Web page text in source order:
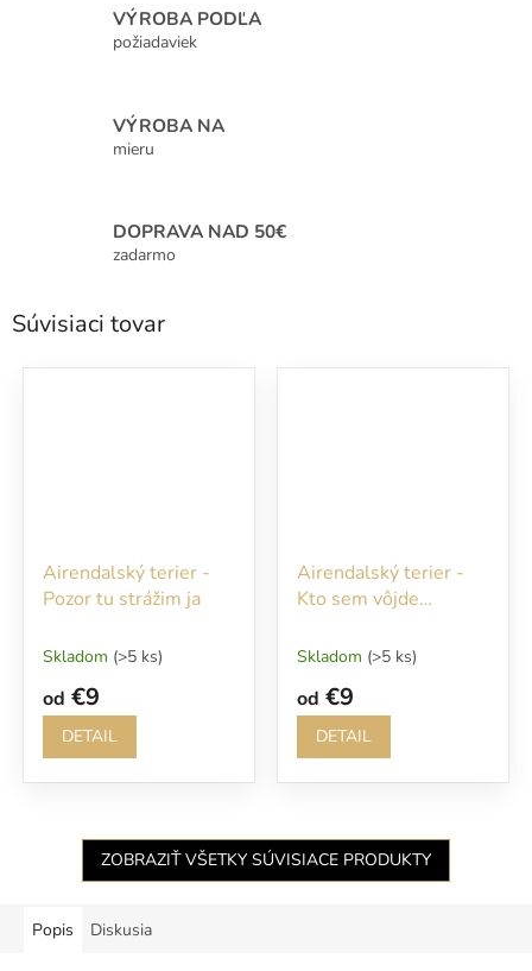
VÝROBA PODĽA
požiadaviek
VÝROBA NA
mieru
DOPRAVA NAD 50€
zadarmo
Súvisiaci tovar
Airendalský terier -
Pozor tu strážim ja
Skladom (>5 ks)
od €9
DETAIL
Airendalský terier -
Kto sem vôjde
rýchlo pohryzený
Skladom (>5 ks)
od €9
DETAIL
ZOBRAZIŤ VŠETKY SÚVISIACE PRODUKTY
Popis Diskusia